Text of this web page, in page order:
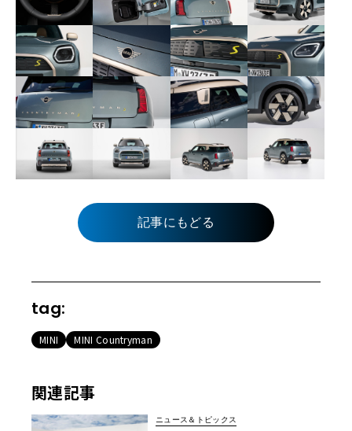
記事にもどる
tag:
MINI MINI Countryman
関連記事
ニュース＆トピックス